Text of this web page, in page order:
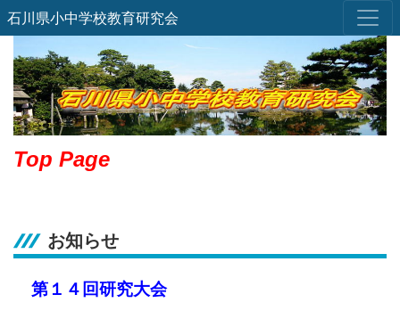
石川県小中学校教育研究会
Top Page
お知らせ
第１４ 回研究大会